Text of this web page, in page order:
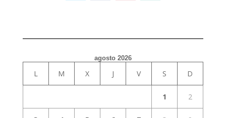
agosto 2026
L M X J V S D
1 2